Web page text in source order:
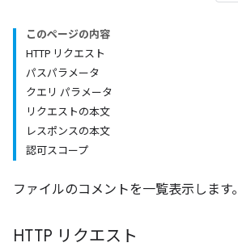
このページの内容
HTTP リクエスト
パスパラメータ
クエリ パラメータ
リクエストの本文
レスポンスの本文
認可スコープ
ファイルのコメントを一覧表示します。
HTTP リクエスト